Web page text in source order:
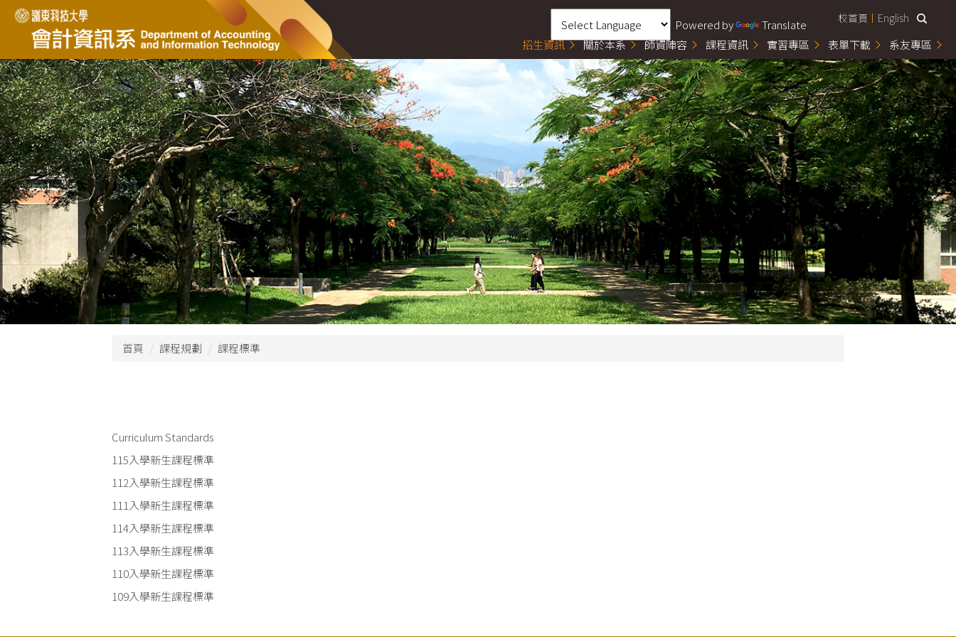
跳
到
要
內
容
區
Powered by Translate 校首頁 English
招生資訊 關於本系 師資陣容 課程資訊 實習專區 表單下載 系友專區
首頁 課程規劃 課程標準
Curriculum Standards
115入學新生課程標準
112入學新生課程標準
111入學新生課程標準
114入學新生課程標準
113入學新生課程標準
110入學新生課程標準
109入學新生課程標準